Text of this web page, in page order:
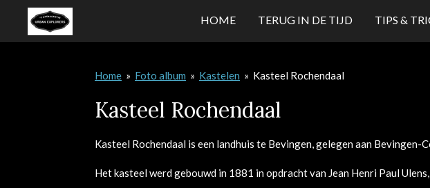
direct
HOME TERUG IN DE TIJD TIPS &
Home » Foto album » Kastelen » Kasteel Rochendaal
Kasteel Rochendaal
Kasteel Rochendaal is een landhuis te Bevingen, gelegen aan Bevingen-
Het kasteel werd gebouwd in 1881 in opdracht van Jean Henri Paul